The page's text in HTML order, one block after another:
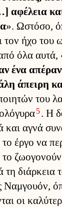
αφέλεια
». Ωστόσο,
τον ήχο του
όλα αυ­τά,
ένα
άπειρη
του
5. Η
και αγνά
έργο να
το
τη διάρ­κεια
Ναμ­γουόν,
οι